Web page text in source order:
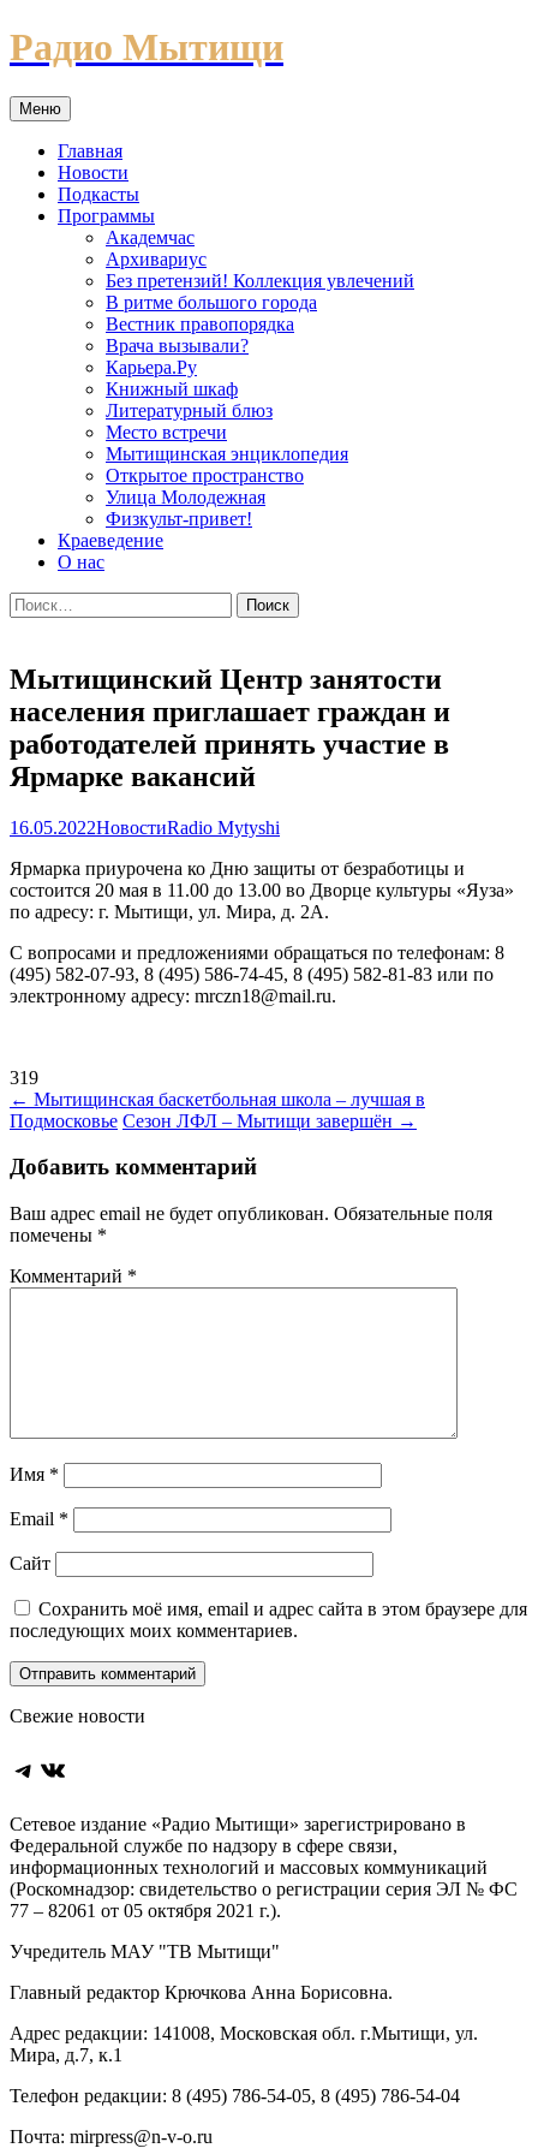
Перейти
к
Радио Мытищи
Меню
Главная
Новости
Подкасты
Программы
Академчас
Архивариус
Без претензий! Коллекция увлечений
В ритме большого города
Вестник правопорядка
Врача вызывали?
Карьера.Ру
Книжный шкаф
Литературный блюз
Место встречи
Мытищинская энциклопедия
Открытое пространство
Улица Молодежная
Физкульт-привет!
Краеведение
О нас
Найти:
Мытищинский Центр занятости
населения приглашает граждан и
работодателей принять участие в
Ярмарке вакансий
16.05.2022НовостиRadio Mytyshi
Ярмарка приурочена ко Дню защиты от безработицы и
состоится 20 мая в 11.00 до 13.00 во Дворце культуры «Яуза»
по адресу: г. Мытищи, ул. Мира, д. 2А.
С вопросами и предложениями обращаться по телефонам: 8
(495) 582-07-93, 8 (495) 586-74-45, 8 (495) 582-81-83 или по
электронному адресу: mrczn18@mail.ru.
319
Навигация
по
записям
← Мытищинская баскетбольная школа – лучшая в
Подмосковье Сезон ЛФЛ – Мытищи завершён →
Добавить комментарий
Ваш адрес email не будет опубликован. Обязательные поля
помечены *
Комментарий *
Имя *
Email *
Сайт
Сохранить моё имя, email и адрес сайта в этом браузере для
последующих моих комментариев.
Свежие новости
Telegram
ВКонтакте
Сетевое издание «Радио Мытищи» зарегистрировано в
Федеральной службе по надзору в сфере связи,
информационных технологий и массовых коммуникаций
(Роскомнадзор: свидетельство о регистрации серия ЭЛ № ФС
77 – 82061 от 05 октября 2021 г.).
Учредитель МАУ "ТВ Мытищи"
Главный редактор Крючкова Анна Борисовна.
Адрес редакции: 141008, Московская обл. г.Мытищи, ул.
Мира, д.7, к.1
Телефон редакции: 8 (495) 786-54-05, 8 (495) 786-54-04
Почта: mirpress@n-v-o.ru